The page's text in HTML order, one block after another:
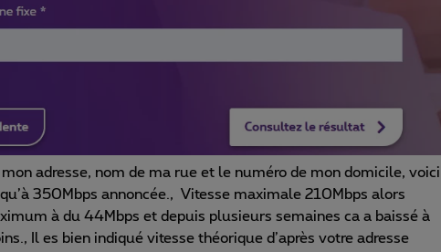
adresse, nom de ma rue et le numéro de mon domicile, voici
350Mbps annoncée., Vitesse maximale 210Mbps alors
à du 44Mbps et depuis plusieurs semaines ca a baissé à
Il es bien indiqué vitesse théorique d’après votre adresse